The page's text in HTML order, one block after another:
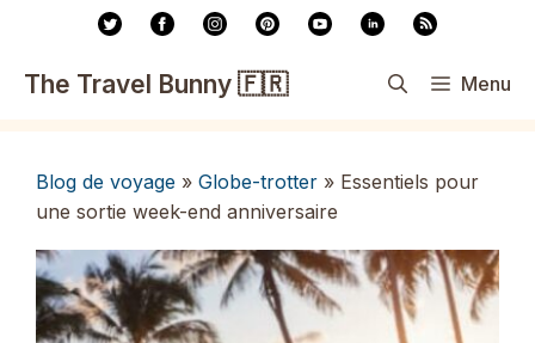
contenu
The Travel Bunny 🇫🇷 Menu
Blog de voyage » Globe-trotter » Essentiels pour
une sortie week-end anniversaire